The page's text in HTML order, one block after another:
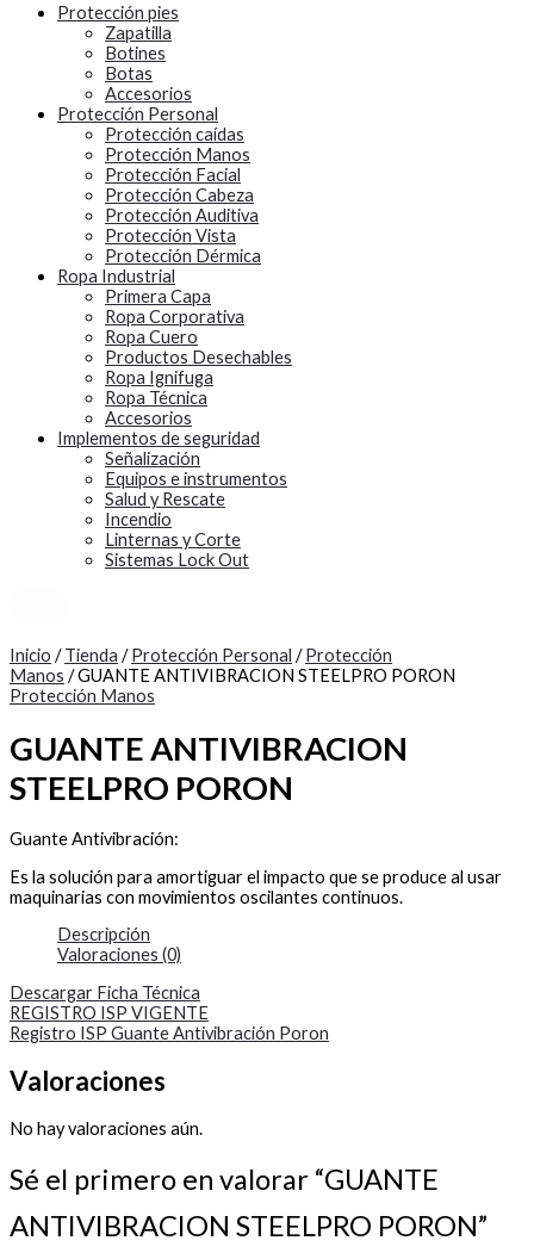
Protección pies
Zapatilla
Botines
Botas
Accesorios
Protección Personal
Protección caídas
Protección Manos
Protección Facial
Protección Cabeza
Protección Auditiva
Protección Vista
Protección Dérmica
Ropa Industrial
Primera Capa
Ropa Corporativa
Ropa Cuero
Productos Desechables
Ropa Ignifuga
Ropa Técnica
Accesorios
Implementos de seguridad
Señalización
Equipos e instrumentos
Salud y Rescate
Incendio
Linternas y Corte
Sistemas Lock Out
Inicio /Tienda /Protección Personal /Protección
Manos / GUANTE ANTIVIBRACION STEELPRO PORON
Protección Manos
GUANTE ANTIVIBRACION
STEELPRO PORON
Guante Antivibración:
Es la solución para amortiguar el impacto que se produce al usar
maquinarias con movimientos oscilantes continuos.
Descripción
Valoraciones (0)
Descargar Ficha Técnica
REGISTRO ISP VIGENTE
Registro ISP Guante Antivibración Poron
Valoraciones
No hay valoraciones aún.
Sé el primero en valorar “GUANTE
ANTIVIBRACION STEELPRO PORON”